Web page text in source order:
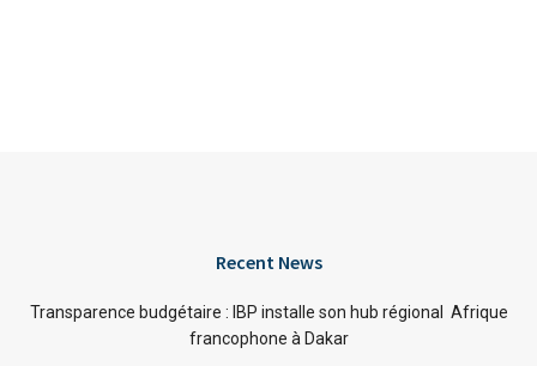
Recent News
Transparence budgétaire : IBP installe son hub régional Afrique
francophone à Dakar